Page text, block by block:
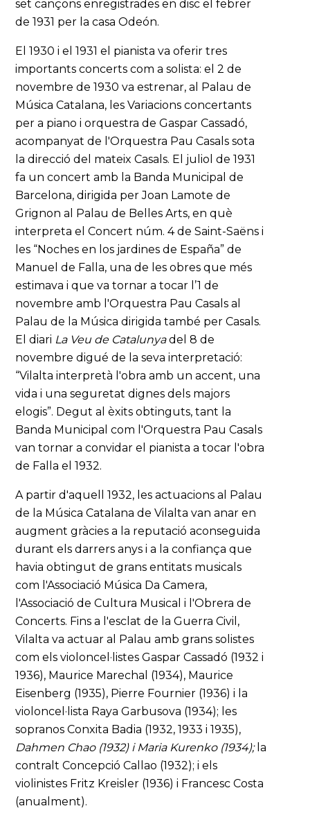
set cançons enregistrades en disc el febrer
de 1931 per la casa Odeón.
El 1930 i el 1931 el pianista va oferir tres
importants concerts com a solista: el 2 de
novembre de 1930 va estrenar, al Palau de
Música Catalana, les Variacions concertants
per a piano i orquestra de Gaspar Cassadó,
acompanyat de l'Orquestra Pau Casals sota
la direcció del mateix Casals. El juliol de 1931
fa un concert amb la Banda Municipal de
Barcelona, dirigida per Joan Lamote de
Grignon al Palau de Belles Arts, en què
interpreta el Concert núm. 4 de Saint-Saëns i
les “Noches en los jardines de España” de
Manuel de Falla, una de les obres que més
estimava i que va tornar a tocar l’1 de
novembre amb l'Orquestra Pau Casals al
Palau de la Música dirigida també per Casals.
El diari La Veu de Catalunyadel 8 de
novembre digué de la seva interpretació:
“Vilalta interpretà l'obra amb un accent, una
vida i una seguretat dignes dels majors
elogis”. Degut al èxits obtinguts, tant la
Banda Municipal com l'Orquestra Pau Casals
van tornar a convidar el pianista a tocar l'obra
de Falla el 1932.
A partir d'aquell 1932, les actuacions al Palau
de la Música Catalana de Vilalta van anar en
augment gràcies a la reputació aconseguida
durant els darrers anys i a la confiança que
havia obtingut de grans entitats musicals
com l'Associació Música Da Camera,
l'Associació de Cultura Musical i l'Obrera de
Concerts. Fins a l'esclat de la Guerra Civil,
Vilalta va actuar al Palau amb grans solistes
com els violoncel·listes Gaspar Cassadó (1932 i
1936), Maurice Marechal (1934), Maurice
Eisenberg (1935), Pierre Fournier (1936) i la
violoncel·lista Raya Garbusova (1934); les
sopranos Conxita Badia (1932, 1933 i 1935),
Dahmen Chao (1932) i Maria Kurenko (1934); la
contralt Concepció Callao (1932); i els
violinistes Fritz Kreisler (1936) i Francesc Costa
(anualment).